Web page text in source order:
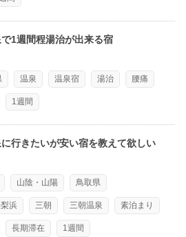
1週間程湯治が出来る宿
温泉 温泉宿 湯治 腰痛
1週間
行きたいが安い宿を教えて欲しい
山陰・山陽 鳥取県
浜 三朝 三朝温泉 素泊まり
長期滞在 1週間